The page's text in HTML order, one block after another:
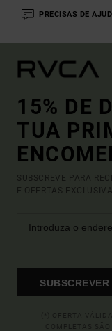
PRECISAS DE
15% DE
TUA
SUBSCREVE PARA
E OFERTAS
SUBSCREVER